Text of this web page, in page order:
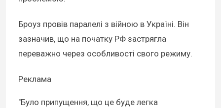
Броуз провів паралелі з війною в Україні. Він
зазначив, що на початку РФ застрягла
переважно через особливості свого режиму.
Реклама
"Було припущення, що це буде легка